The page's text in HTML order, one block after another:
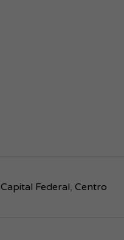
Capital Federal, Centro